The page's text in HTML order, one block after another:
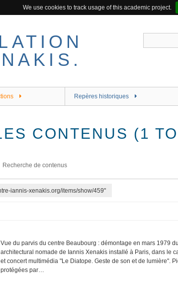
We use cookies to track usage of this academic project.
Repères historiques
CONTENUS (1
Recherche de contenus
iannis-xenakis.org/items/show/459"
Vue du parvis du centre Beaubourg : démontage en mars 1979
architectural nomade de Iannis Xenakis installé à Paris, dans le
et concert multimédia "Le Diatope. Geste de son et de lumière".
protégées par…